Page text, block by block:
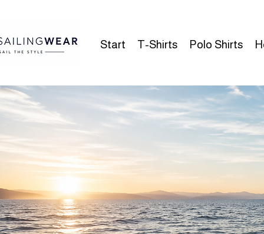
Start T-Shirts Polo Shirts